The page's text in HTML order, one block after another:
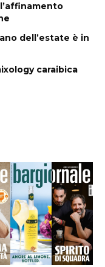
dell’estate è in
caraibica